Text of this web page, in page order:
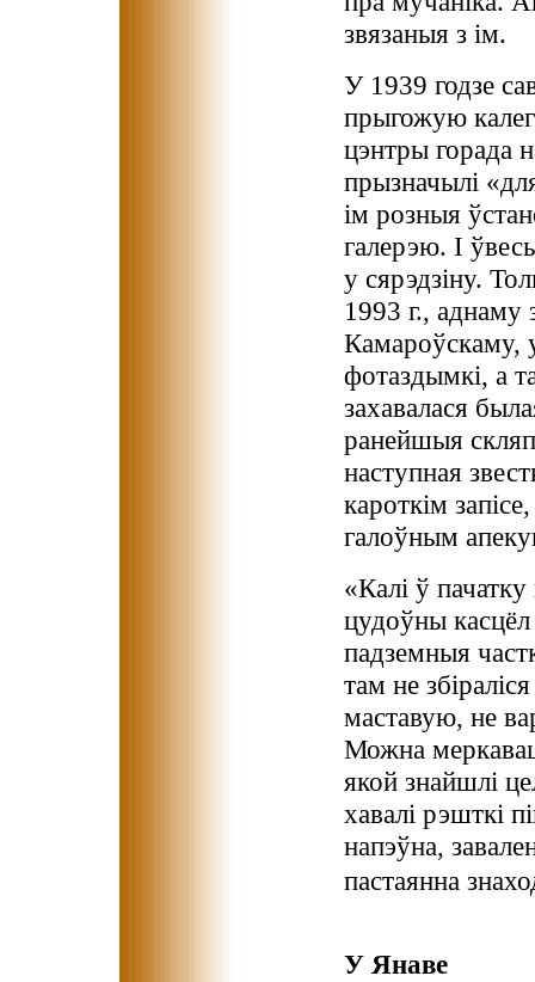
звязаныя з ім.
У 1939 годзе
прыгожую
цэнтры горада
прызначылі
ім розныя
галерэю. І
у сярэдзіну.
1993 г., аднаму
Камароўскаму,
фотаздымкі, а
захавалася
ранейшыя
наступная
кароткім
галоўным
«Калі ў
цудоўны касцёл
падземныя
там не
маставую, не
Можна
якой знайшлі
хавалі рэшткі
напэўна,
пастаянна
У Янаве